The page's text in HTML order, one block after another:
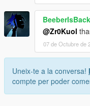
BeeberIsBack
@Zr0Kuol
07 de Octubre de
Uneix-te a la conversa!
compte per poder